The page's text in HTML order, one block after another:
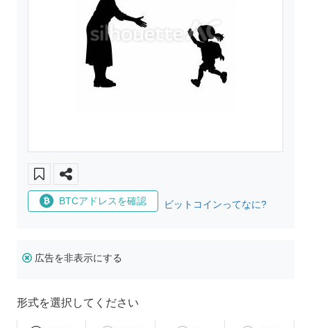
BTCアドレスを確認 ビットコインってなに?
広告を非表示にする
形式を選択してください